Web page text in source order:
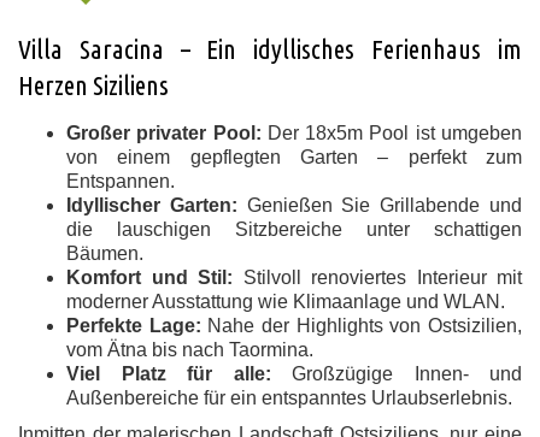
Villa Saracina – Ein idyllisches Ferienhaus im
Herzen Siziliens
Großer privater Pool: Der 18x5m Pool ist umgeben
von einem gepflegten Garten – perfekt zum
Entspannen.
Idyllischer Garten: Genießen Sie Grillabende und
die lauschigen Sitzbereiche unter schattigen
Bäumen.
Komfort und Stil: Stilvoll renoviertes Interieur mit
moderner Ausstattung wie Klimaanlage und WLAN.
Perfekte Lage: Nahe der Highlights von Ostsizilien,
vom Ätna bis nach Taormina.
Viel Platz für alle: Großzügige Innen- und
Außenbereiche für ein entspanntes Urlaubserlebnis.